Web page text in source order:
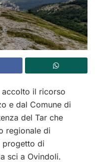
accolto il ricorso
e dal Comune di
del Tar che
regionale di
progetto di
sci a Ovindoli.